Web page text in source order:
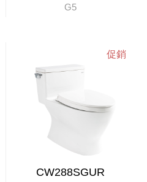
G5
CW288SGUR